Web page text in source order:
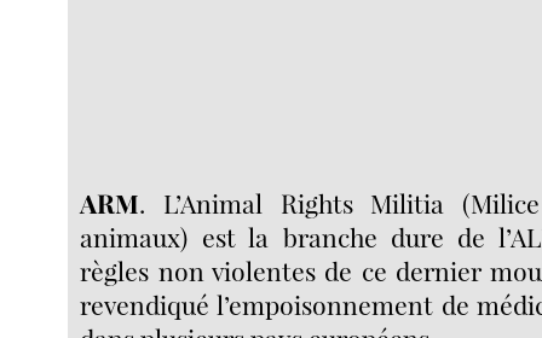
ARM. L’Animal Rights Militia
animaux) est la branche dure de
règles non violentes de ce dernier
revendiqué l’empoisonnement de